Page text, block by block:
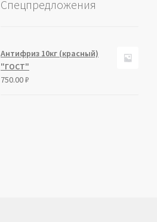
Спецпредложения
Антифриз 10кг (красный)
"ГОСТ"
750.00₽